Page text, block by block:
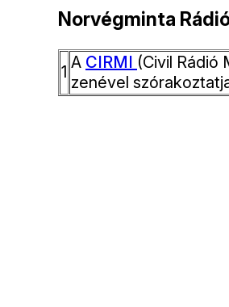
Norvégminta
1 A CIRMI (Civil Rádió
zenével